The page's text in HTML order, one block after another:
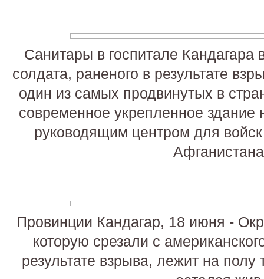
Санитары в госпитале Кандагара
солдата, раненого в результате
один из самых продвинутых в
современное укрепленное
руководящим центром для
Провинции Кандагар, 18 июня -
которую срезали с
результате взрыва, лежит на полу